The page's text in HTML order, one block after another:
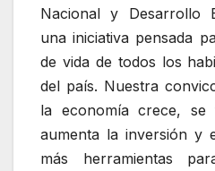
Nacional y Desarrollo
una iniciativa pensada
de vida de todos los
del país. Nuestra
la economía crece, se
aumenta la inversión y
más herramientas